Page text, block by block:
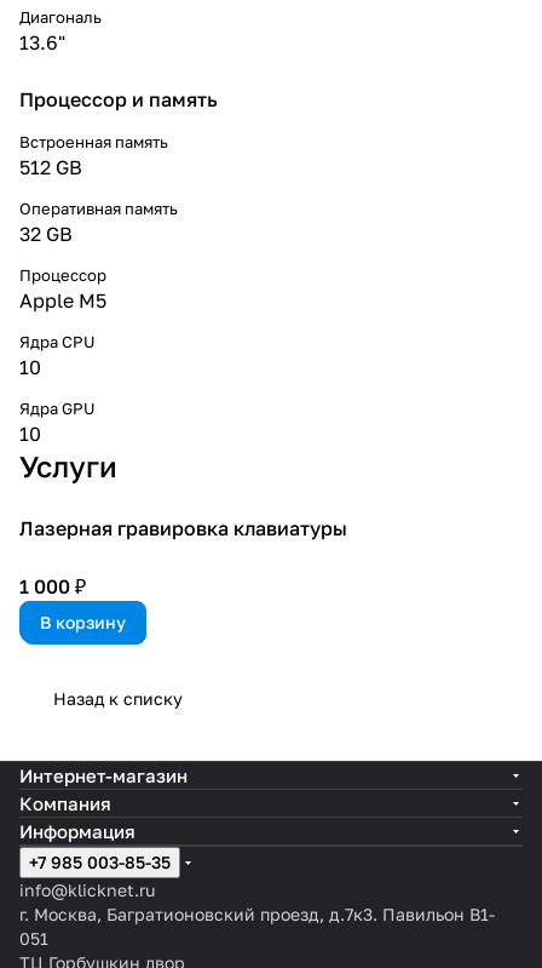
Диагональ
13.6"
Процессор и память
Встроенная память
512 GB
Оперативная память
32 GB
Процессор
Apple M5
Ядра CPU
10
Ядра GPU
10
Услуги
Лазерная гравировка клавиатуры
1 000 ₽
В корзину
Назад к списку
Интернет-магазин
Компания
Информация
+7 985 003-85-35
info@klicknet.ru
г. Москва, Багратионовский проезд, д.7к3. Павильон B1-
051
ТЦ Горбушкин двор